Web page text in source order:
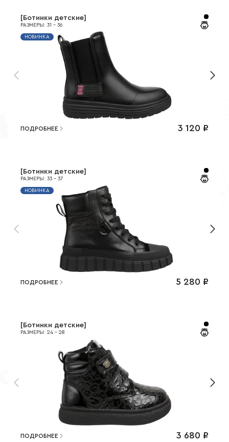
[ Ботинки детские]
РАЗМЕРЫ : 31 - 36
НОВИНКА
ПОДРОБНЕЕ 3 120 ₽
[ Ботинки детские]
РАЗМЕРЫ : 33 - 37
НОВИНКА
ПОДРОБНЕЕ 5 280 ₽
[ Ботинки детские]
РАЗМЕРЫ : 24 - 28
ПОДРОБНЕЕ 3 680 ₽